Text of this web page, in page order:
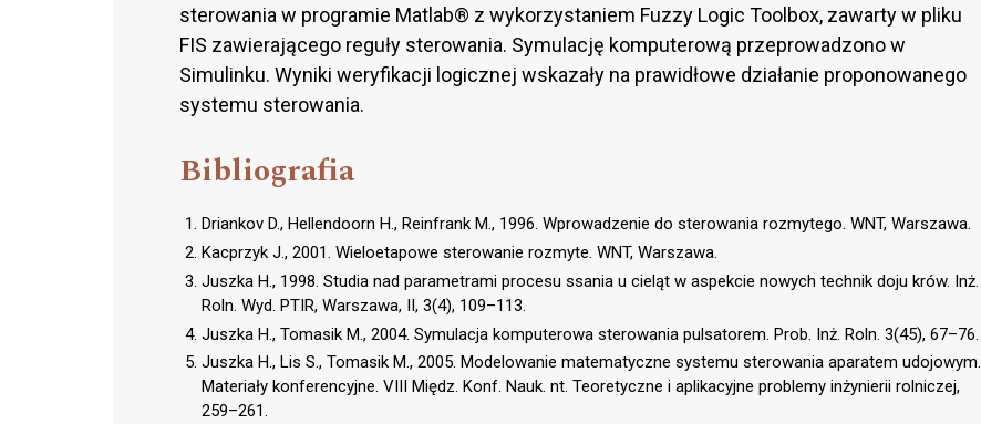
sterowania w programie Matlab® z wykorzystaniem Fuzzy Logic Toolbox, zawarty w pliku
FIS zawierającego reguły sterowania. Symulację komputerową przeprowadzono w
Simulinku. Wyniki weryfikacji logicznej wskazały na prawidłowe działanie proponowanego
systemu sterowania.
Bibliografia
Driankov D., Hellendoorn H., Reinfrank M., 1996. Wprowadzenie do sterowania rozmytego. WNT, Warszawa.
Kacprzyk J., 2001. Wieloetapowe sterowanie rozmyte. WNT, Warszawa.
Juszka H., 1998. Studia nad parametrami procesu ssania u cieląt w aspekcie nowych technik doju krów. Inż.
Roln. Wyd. PTIR, Warszawa, II, 3(4), 109–113.
Juszka H., Tomasik M., 2004. Symulacja komputerowa sterowania pulsatorem. Prob. Inż. Roln. 3(45), 67–76.
Juszka H., Lis S., Tomasik M., 2005. Modelowanie matematyczne systemu sterowania aparatem udojowym.
Materiały konferencyjne. VIII Międz. Konf. Nauk. nt. Teoretyczne i aplikacyjne problemy inżynierii rolniczej,
259–261.